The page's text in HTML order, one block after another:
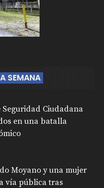
SEMANA
Seguridad Ciudadana
en una batalla
Moyano y una mujer
vía pública tras